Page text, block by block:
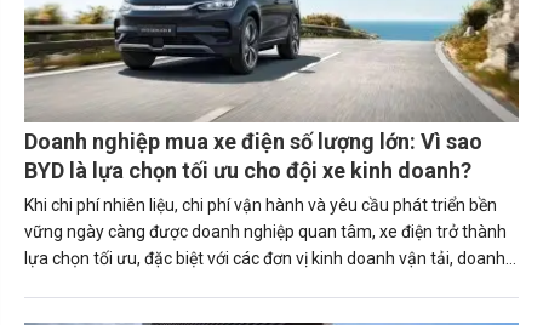
Doanh nghiệp mua xe điện số lượng lớn: Vì sao
BYD là lựa chọn tối ưu cho đội xe kinh doanh?
Khi chi phí nhiên liệu, chi phí vận hành và yêu cầu phát triển bền
vững ngày càng được doanh nghiệp quan tâm, xe điện trở thành
lựa chọn tối ưu, đặc biệt với các đơn vị kinh doanh vận tải, doanh